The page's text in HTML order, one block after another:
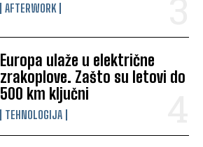
AFTERWORK
Europa ulaže u električne
zrakoplove. Zašto su letovi do
500 km ključni
TEHNOLOGIJA